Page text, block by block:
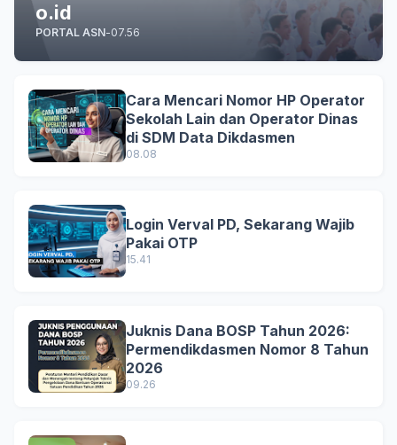
o.id
PORTAL ASN-07.56
Cara Mencari Nomor HP Operator
Sekolah Lain dan Operator Dinas
di SDM Data Dikdasmen
08.08
Login Verval PD, Sekarang Wajib
Pakai OTP
15.41
Juknis Dana BOSP Tahun 2026:
Permendikdasmen Nomor 8 Tahun
2026
09.26